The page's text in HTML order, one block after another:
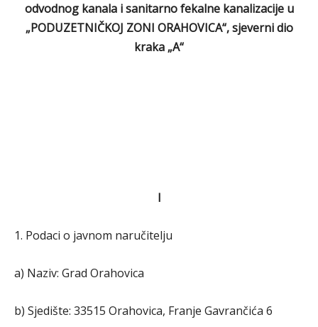
odvodnog kanala i sanitarno fekalne kanalizacije u
„PODUZETNIČKOJ ZONI ORAHOVICA“, sjeverni dio
kraka „A“
I
1. Podaci o javnom naručitelju
a) Naziv: Grad Orahovica
b) Sjedište: 33515 Orahovica, Franje Gavrančića 6